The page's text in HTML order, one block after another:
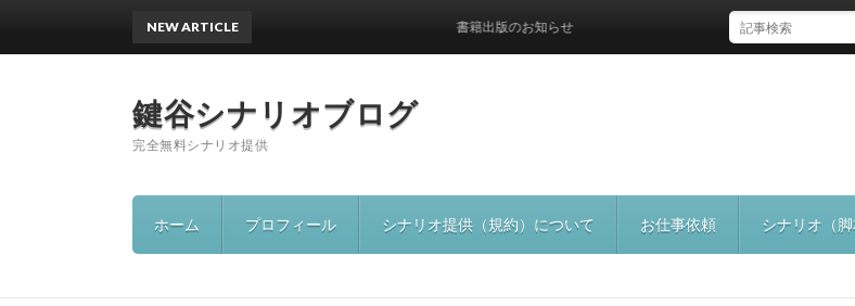
鍵谷シナリオブログ
完全無料シナリオ提供
ホーム プロフィール シナリオ提供（規約）について お仕事依頼 シナリオ（
NEW ARTICLE 書籍出版のお知らせ